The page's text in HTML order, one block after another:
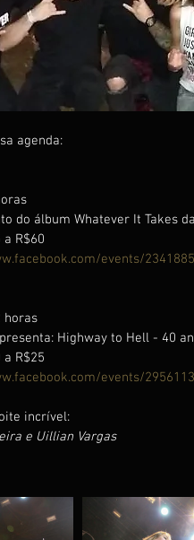
agenda:
do álbum Whatever It Takes
a R$60
events/
horas
Highway to Hell - 40
a R$25
events/
incrível:
e Uillian Vargas